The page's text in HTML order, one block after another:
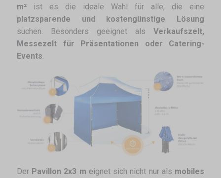
m² ist es die ideale Wahl für alle, die eine
platzsparende und kostengünstige Lösung
suchen. Besonders geeignet als Verkaufszelt,
Messezelt für Präsentationen oder Catering-
Events.
Der Pavillon 2x3 m eignet sich nicht nur als mobiles